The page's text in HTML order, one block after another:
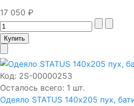
17 050 ₽
Код: 2S-00000253
Осталось всего: 1 шт.
Одеяло STATUS 140х205 пух,